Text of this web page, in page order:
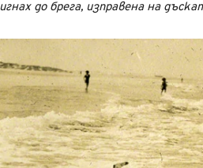
до брега, изправена на